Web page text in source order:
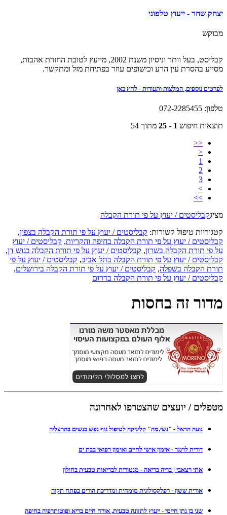
יצחק שחר - ייעוץ טלפוני
מבוקש
קבליסט, בעל וותר וניסיון משנת 2002, מייעץ לטובת החזרת אהבות,
מסייע בהסרת עין הרע וכישופים עוזר בפתיחת מזל ומתקשר.
לפרטים נוספים, המלצות ותעודות - לחץ כאן
טלפון: 072-2285455
תוצאות חיפוש 1 - 25
מתוך 54
<<
<
1
2
3
>
>>
מציגקבליסטים / יעוץ על פי תורת הקבלה
קטגוריות טיפול קשורות: קבליסטים / יעוץ על פי תורת הקבלה בצפון,
קבליסטים / יעוץ על פי תורת הקבלה בחיפה והקריות, קבליסטים / יעוץ
על פי תורת הקבלה בשרון, קבליסטים / יעוץ על פי תורת הקבלה בגוש דן,
קבליסטים / יעוץ על פי תורת הקבלה בתל אביב, קבליסטים / יעוץ על פי
תורת הקבלה בשפלה, קבליסטים / יעוץ על פי תורת הקבלה בירושלים,
קבליסטים / יעוץ על פי תורת הקבלה בדרום
מדור זה בחסות
מטפלים / יועצים שהצטרפו לאחרונה
נועה הראל - "נשי.מה" קליניקה לטיפול גוף נפש בנשים בהרצליה
דורית לוינגר - אימון אישי לחיים ואימון רפואי בבת ים
אתי רצאבי | בריה בריאה - מנטורית לבריאות טבעית בחולון
אורית ששון - רפלקסולוגית מומחית ומדריכת הורים בפתח תקוה
שני בן נתן חיימי - ייעוץ לתזונה טבעית, אורח חיים בריא ופוטותרפיה בחיפה